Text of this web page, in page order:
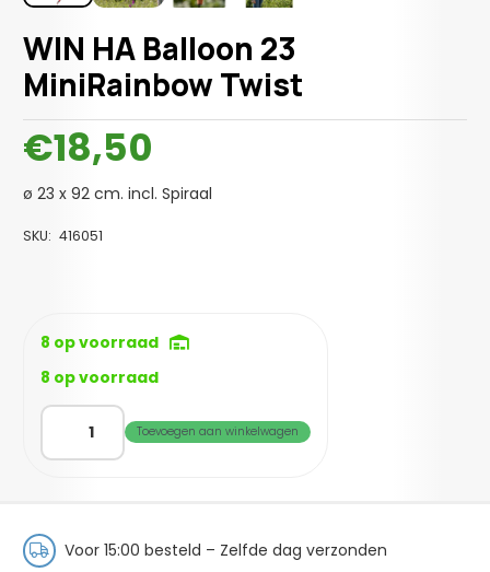
WIN HA Balloon 23
MiniRainbow Twist
€18,50
ø 23 x 92 cm. incl. Spiraal
SKU: 416051
8 op voorraad
8 op voorraad
WIN
Balloon
Twist
aantal
Toevoegen aan winkelwagen
Voor 15:00 besteld – Zelfde dag verzonden